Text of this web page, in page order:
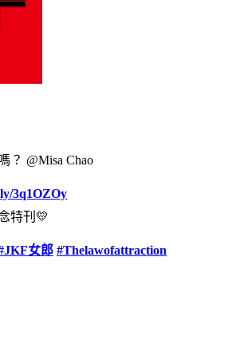
？ @Misa Chao
3q1OZOy
特刊💛
女郎 #Thelawofattraction